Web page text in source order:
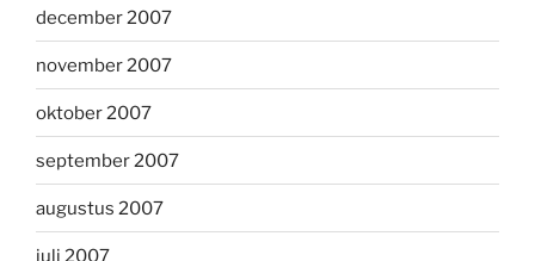
december 2007
november 2007
oktober 2007
september 2007
augustus 2007
juli 2007